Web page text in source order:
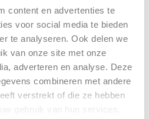
content en advertenties te
voor social media te bieden
te analyseren. Ook delen we
van onze site met onze
adverteren en analyse. Deze
combineren met andere
verstrekt of die ze hebben
gebruik van hun services.
Adviesaanvraag
Catalogusaanvraag